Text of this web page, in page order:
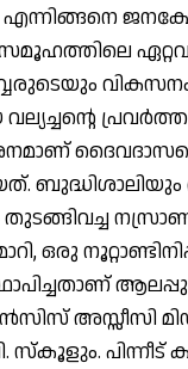
ഒരു
സ്‌കൂളും. പിന്നീട്